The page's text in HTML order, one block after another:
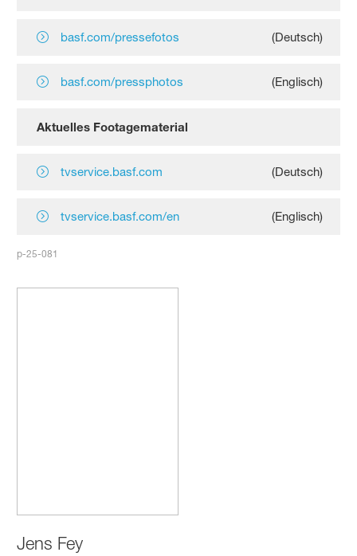
basf.com/pressefotos (Deutsch)
basf.com/pressphotos (Englisch)
Aktuelles Footagematerial
tvservice.basf.com (Deutsch)
tvservice.basf.com/en (Englisch)
p-25-081
Jens Fey